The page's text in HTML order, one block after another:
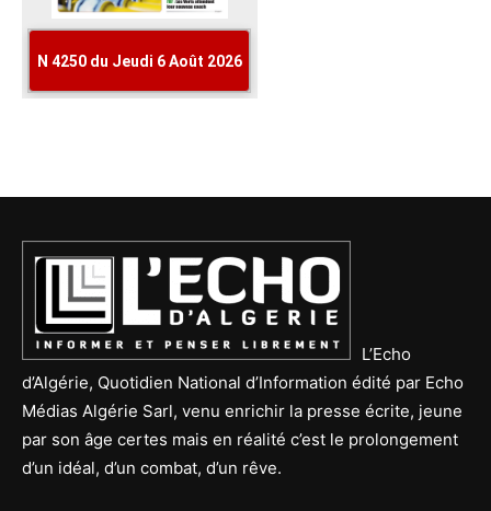
L’Echo
d’Algérie, Quotidien National d’Information édité par Echo
Médias Algérie Sarl, venu enrichir la presse écrite, jeune
par son âge certes mais en réalité c’est le prolongement
d’un idéal, d’un combat, d’un rêve.